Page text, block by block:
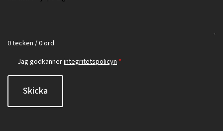
0 tecken / 0 ord
Jag godkännerintegritetspolicyn *
Skicka